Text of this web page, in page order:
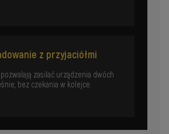
z przyjaciółmi
pozwalają zasilać urządzenia dwóch
bez czekania w kolejce.